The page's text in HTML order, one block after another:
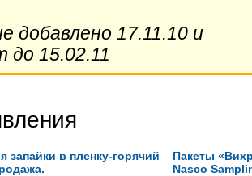
добавлено 17.11.10 и
до 15.02.11
запайки в пленку-горячий
Пакеты
Nasco